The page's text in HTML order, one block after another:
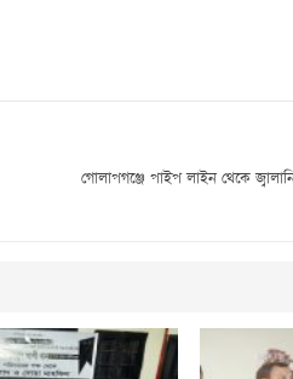
গোলাপগঞ্জে পাইপ লাইন থেকে